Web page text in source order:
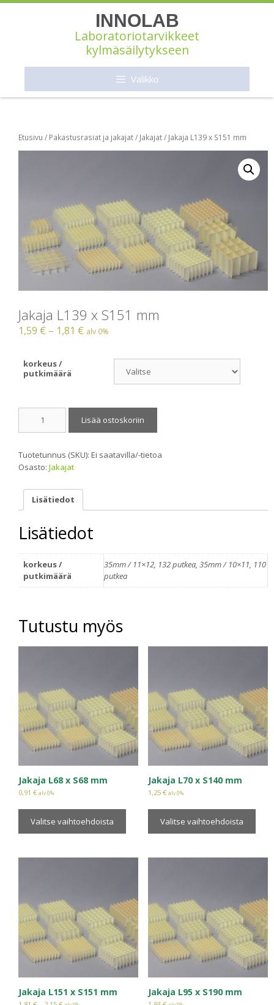
Siirry
INNOLAB
Laboratoriotarvikkeet
kylmäsäilytykseen
Valikko
Etusivu / Pakastusrasiat ja jakajat/ Jakajat/ Jakaja L139 x S151 mm
Jakaja L139 x S151 mm
1,59 € – 1,81 € alv 0%
korkeus /
putkimäärä
Lisää ostoskoriin
Tuotetunnus (SKU): Ei saatavilla/-tietoa
Osasto: Jakajat
Lisätiedot
Lisätiedot
korkeus /
putkimäärä
35mm / 11×12, 132 putkea, 35mm / 10×11, 110
putkea
Tutustu myös
Jakaja L68 x S68 mm
0,91 € alv 0%
Valitse vaihtoehdoista
Jakaja L70 x S140 mm
1,25€ alv 0%
Valitse vaihtoehdoista
Jakaja L151 x S151 mm Jakaja L95 x S190 mm